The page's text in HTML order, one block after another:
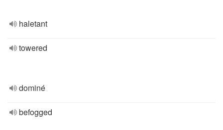
haletant
towered
dominé
befogged